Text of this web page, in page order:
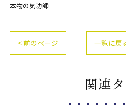
本物の気功師
< 前のページ 一覧に戻
関連